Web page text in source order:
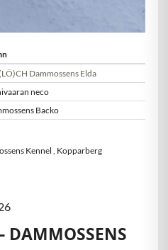
Dammossens Elda
neco
Backo
Kennel , Kopparberg
DAMMOSSENS